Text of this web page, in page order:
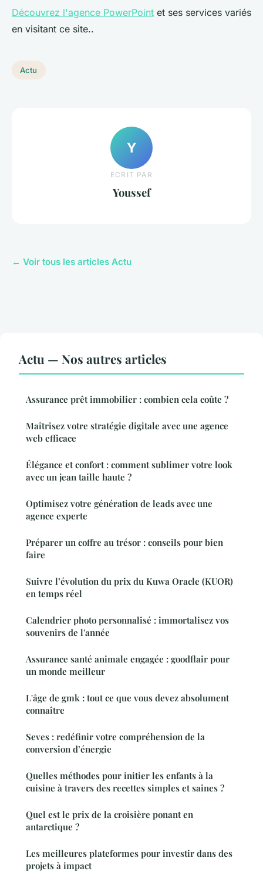
Découvrez l'agence PowerPoint et ses services variés
en visitant ce site..
Actu
Y
ECRIT PAR
Youssef
← Voir tous les articles Actu
Actu — Nos autres articles
Assurance prêt immobilier : combien cela coûte ?
Maîtrisez votre stratégie digitale avec une agence
web efficace
Élégance et confort : comment sublimer votre look
avec un jean taille haute ?
Optimisez votre génération de leads avec une
agence experte
Préparer un coffre au trésor : conseils pour bien
faire
Suivre l’évolution du prix du Kuwa Oracle (KUOR)
en temps réel
Calendrier photo personnalisé : immortalisez vos
souvenirs de l'année
Assurance santé animale engagée : goodflair pour
un monde meilleur
L'âge de gmk : tout ce que vous devez absolument
connaître
Seves : redéfinir votre compréhension de la
conversion d’énergie
Quelles méthodes pour initier les enfants à la
cuisine à travers des recettes simples et saines ?
Quel est le prix de la croisière ponant en
antarctique ?
Les meilleures plateformes pour investir dans des
projets à impact